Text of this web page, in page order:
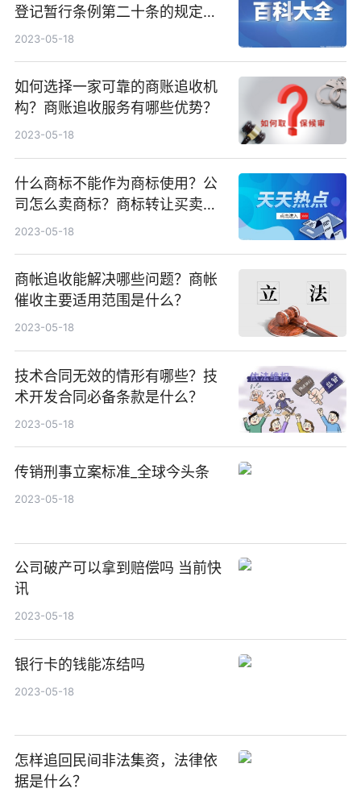
登记暂行条例第二十条的规定内
容是什么？
2023-05-18
如何选择一家可靠的商账追收机
构？商账追收服务有哪些优势？
2023-05-18
什么商标不能作为商标使用？公
司怎么卖商标？商标转让买卖所
需材料有哪些？
2023-05-18
商帐追收能解决哪些问题？商帐
催收主要适用范围是什么？
2023-05-18
技术合同无效的情形有哪些？技
术开发合同必备条款是什么？
2023-05-18
传销刑事立案标准_全球今头条
2023-05-18
公司破产可以拿到赔偿吗 当前快
讯
2023-05-18
银行卡的钱能冻结吗
2023-05-18
怎样追回民间非法集资，法律依
据是什么？